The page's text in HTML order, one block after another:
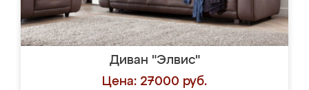
Диван "Элвис"
Цена: 27000 руб.